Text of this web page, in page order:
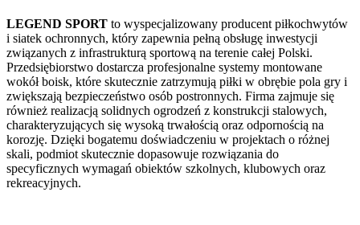
LEGEND SPORT to wyspecjalizowany producent piłkochwytów
i siatek ochronnych, który zapewnia pełną obsługę inwestycji
związanych z infrastrukturą sportową na terenie całej Polski.
Przedsiębiorstwo dostarcza profesjonalne systemy montowane
wokół boisk, które skutecznie zatrzymują piłki w obrębie pola gry i
zwiększają bezpieczeństwo osób postronnych. Firma zajmuje się
również realizacją solidnych ogrodzeń z konstrukcji stalowych,
charakteryzujących się wysoką trwałością oraz odpornością na
korozję. Dzięki bogatemu doświadczeniu w projektach o różnej
skali, podmiot skutecznie dopasowuje rozwiązania do
specyficznych wymagań obiektów szkolnych, klubowych oraz
rekreacyjnych.